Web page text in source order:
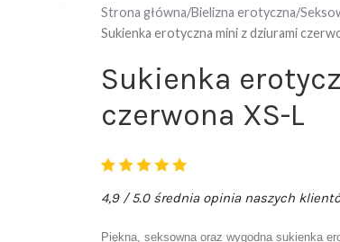
Strona główna Bielizna erotyczna
Sukienka erotyczna mini z dziurami
Sukienka
czerwona XS-L
4,9 / 5.0 średnia opinia naszych
Piękna, seksowna oraz wygodna sukienka